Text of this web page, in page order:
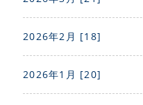
2026年2月 [18]
2026年1月 [20]